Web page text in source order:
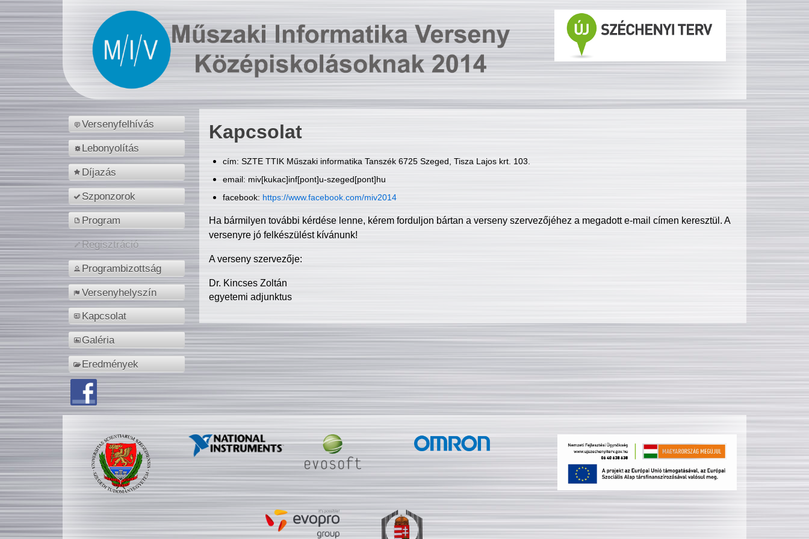
Versenyfelhívás
Lebonyolítás
Díjazás
Szponzorok
Program
Regisztráció
Programbizottság
Versenyhelyszín
Kapcsolat
Galéria
Eredmények
Kapcsolat
cím: SZTE TTIK Műszaki informatika Tanszék 6725 Szeged, Tisza Lajos krt. 103.
email: miv[kukac]inf[pont]u-szeged[pont]hu
facebook: https://www.facebook.com/miv2014
Ha bármilyen további kérdése lenne, kérem forduljon bártan a verseny szervezőjéhez a megadott e-mail címen keresztül. A
versenyre jó felkészülést kívánunk!
A verseny szervezője:
Dr. Kincses Zoltán
egyetemi adjunktus